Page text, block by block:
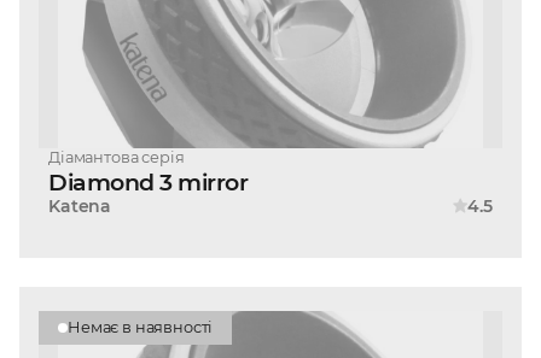
Діамантова серія
Diamond 3 mirror
Katena 4.5
Немає в наявності